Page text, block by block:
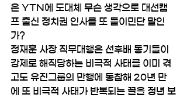
은 YTN에 도대체 무슨 생각으로 대선캠
프 출신 정치권 인사를 또 들이민단 말인
가?
정재훈 사장 직무대행은 선후배 동기들이
강제로 해직당하는 비극적 사태를 이미 겪
고도 유진그룹의 만행에 동참해 20년 만
에 또 비극적 사태가 반복되는 꼴을 정녕 보